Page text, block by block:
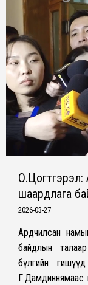
шаардлага
2026-03-27
Ардчилсан
байдлын
бүлгийн